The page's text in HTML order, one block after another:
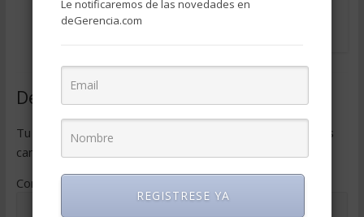
2007
Deja una respuesta
Tu dirección de correo electrónico no será publicada.
Los
campos obligatorios están marcados con
Comentario
Le notificaremos de las novedades en
deGerencia.com
REGISTRESE YA